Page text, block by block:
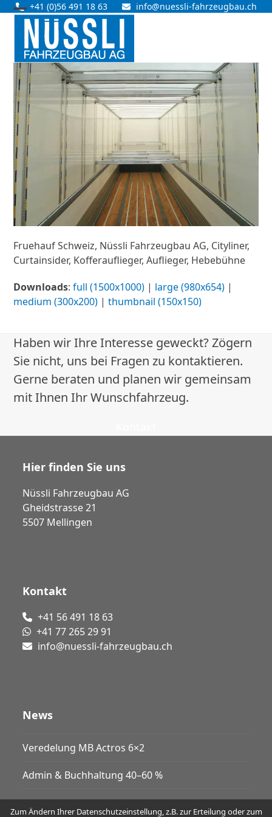
Skip
content
+41 (0)56 491 18 63 info@nuessli-fahrzeugbau.ch
Open
mobile
menu
Close
mobile
menu
Fruehauf Schweiz, Nüssli Fahrzeugbau AG, Cityliner,
Curtainsider, Kofferauflieger, Auflieger, Hebebühne
Downloads:full (1500x1000) | large (980x654) |
medium (300x200) |thumbnail (150x150)
Haben wir Ihre Interesse geweckt? Zögern
Sie nicht, uns bei Fragen zu kontaktieren.
Gerne beraten und planen wir gemeinsam
mit Ihnen Ihr Wunschfahrzeug.
Hier finden Sie uns
Nüssli Fahrzeugbau AG
Gheidstrasse 21
5507 Mellingen
Kontakt
+41 56 491 18 63
+41 77 265 29 91
info@nuessli-fahrzeugbau.ch
News
Veredelung MB Actros 6×2
Admin & Buchhaltung 40–60 %
Zum Ändern Ihrer Datenschutzeinstellung, z.B. zur Erteilung oder zum